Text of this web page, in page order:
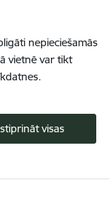
nepieciešamās
vietnē var tikt
visas